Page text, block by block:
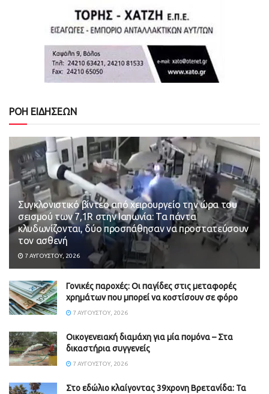
ΡΟΗ ΕΙΔΗΣΕΩΝ
Συγκλονιστικό βίντεο από χειρουργείο την ώρα του
σεισμού των 7,1R στην Ιαπωνία: Τα πάντα
κλυδωνίζονται, δύο προσπάθησαν να προστατεύσουν
τον ασθενή
7 ΑΥΓΟΎΣΤΟΥ, 2026
Γονικές παροχές: Οι παγίδες στις μεταφορές
χρημάτων που μπορεί να κοστίσουν σε φόρο
7 ΑΥΓΟΎΣΤΟΥ, 2026
Οικογενειακή διαμάχη για μία πομόνα – Στα
δικαστήρια συγγενείς
7 ΑΥΓΟΎΣΤΟΥ, 2026
Στο εδώλιο κλαίγοντας 39χρονη Βρετανίδα: Τα